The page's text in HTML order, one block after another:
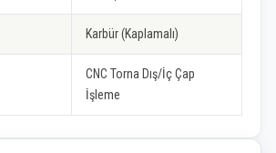
Karbür (Kaplamalı)
CNC Torna Dış/İç Çap
İşleme